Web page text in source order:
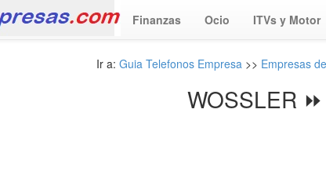
Finanzas Ocio ITVs y Motor
Ir a: Guia Telefonos Empresa>> Empresas
WOSSLER